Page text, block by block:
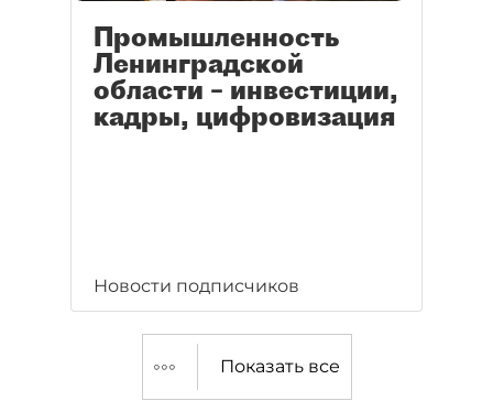
Промышленность
Ленинградской
области – инвестиции,
кадры, цифровизация
Новости подписчиков
Показать все